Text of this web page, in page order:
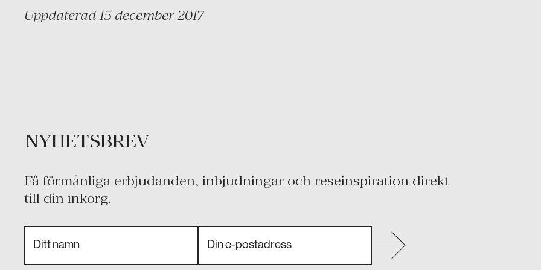
Uppdaterad 15 december 2017
NYHETSBREV
Få förmånliga erbjudanden, inbjudningar och reseinspiration direkt
till din inkorg.